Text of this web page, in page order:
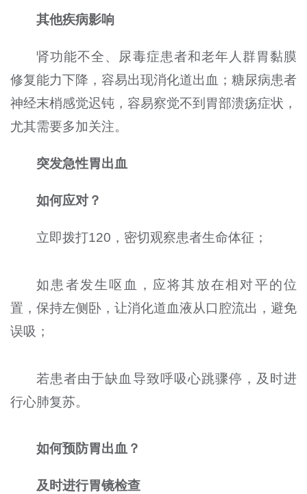
其他疾病影响
肾功能不全、尿毒症患者和老年人群胃黏膜
修复能力下降，容易出现消化道出血；糖尿病患者
神经末梢感觉迟钝，容易察觉不到胃部溃疡症状，
尤其需要多加关注。
突发急性胃出血
如何应对？
立即拨打120，密切观察患者生命体征；
如患者发生呕血，应将其放在相对平的位
置，保持左侧卧，让消化道血液从口腔流出，避免
误吸；
若患者由于缺血导致呼吸心跳骤停，及时进
行心肺复苏。
如何预防胃出血？
及时进行胃镜检查